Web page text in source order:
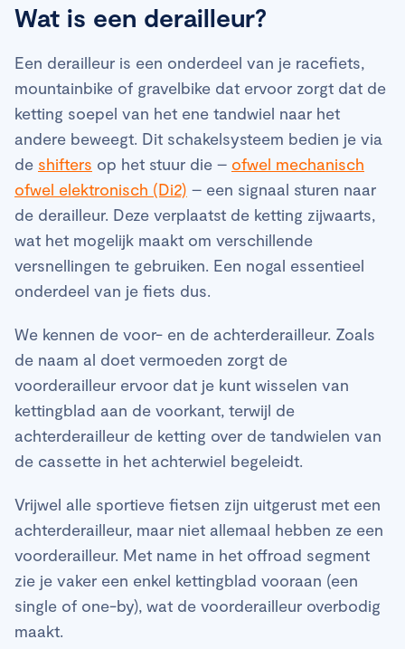
Wat is een derailleur?
Een derailleur is een onderdeel van je racefiets,
mountainbike of gravelbike dat ervoor zorgt dat de
ketting soepel van het ene tandwiel naar het
andere beweegt. Dit schakelsysteem bedien je via
de shifters op het stuur die – ofwel mechanisch
ofwel elektronisch (Di2) – een signaal sturen naar
de derailleur. Deze verplaatst de ketting zijwaarts,
wat het mogelijk maakt om verschillende
versnellingen te gebruiken. Een nogal essentieel
onderdeel van je fiets dus.
We kennen de voor- en de achterderailleur. Zoals
de naam al doet vermoeden zorgt de
voorderailleur ervoor dat je kunt wisselen van
kettingblad aan de voorkant, terwijl de
achterderailleur de ketting over de tandwielen van
de cassette in het achterwiel begeleidt.
Vrijwel alle sportieve fietsen zijn uitgerust met een
achterderailleur, maar niet allemaal hebben ze een
voorderailleur. Met name in het offroad segment
zie je vaker een enkel kettingblad vooraan (een
single of one-by), wat de voorderailleur overbodig
maakt.